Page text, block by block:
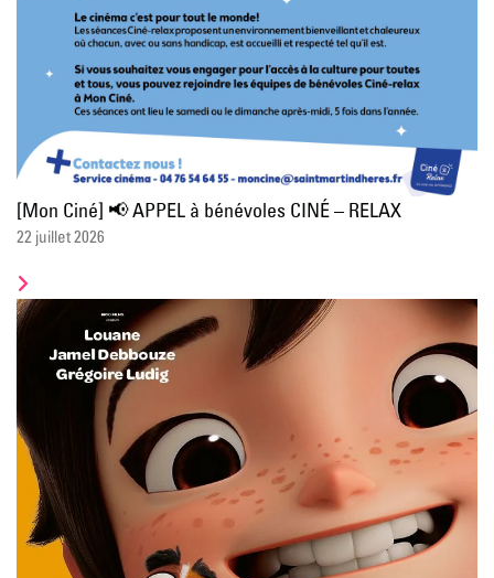
[Mon Ciné] 📢 APPEL à bénévoles CINÉ – RELAX
22 juillet 2026